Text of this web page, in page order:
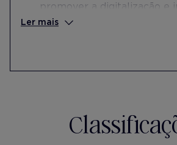
promover a digitalização e
poupança de papel
l'Amistat num projeto de
para utentes do centro de
Ler mais